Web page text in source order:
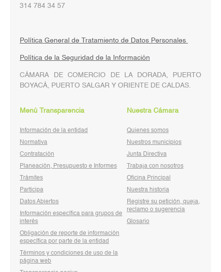
314 784 34 57
Política General de Tratamiento de Datos Personales
Política de la Seguridad de la Información
CÁMARA DE COMERCIO DE LA DORADA, PUERTO
BOYACÁ, PUERTO SALGAR Y ORIENTE DE CALDAS.
Menú Transparencia
Información de la entidad
Normativa
Contratación
Planeación, Presupuesto e Informes
Trámites
Participa
Datos Abiertos
Información específica para grupos de
interés
Obligación de reporte de información
específica por parte de la entidad
Términos y condiciones de uso de la
página web
Nuestra Cámara
Quienes somos
Nuestros municipios
Junta Directiva
Trabaja con nosotros
Oficina Principal
Nuestra historia
Registre su petición, queja,
reclamo o sugerencia
Glosario